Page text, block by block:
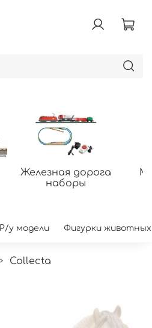
Железная дорога
наборы
Р/у модели Фигурки животных
Collecta